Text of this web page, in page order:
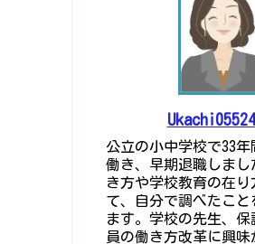
公立の小中学校で33年
働き、早期退職しまし
き方や学校教育の在り
て、自分で調べたこと
ます。学校の先生、
員の働き方改革に興